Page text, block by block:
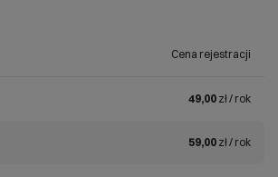
Cena rejestracji
49,00 zł / rok
59,00 zł / rok